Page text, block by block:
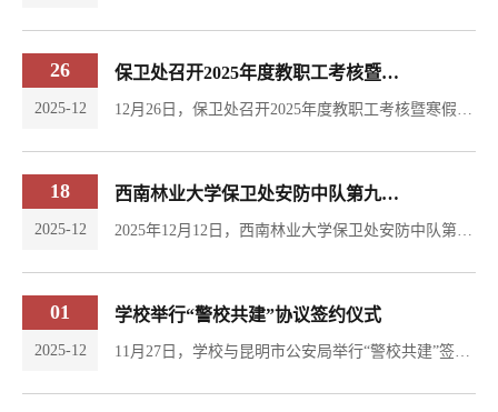
26
2025-12
保卫处召开2025年度教职工考核暨寒假期间安全部署工作会议
18
2025-12
西南林业大学保卫处安防中队第九届授衔仪式
01
2025-12
学校举行“警校共建”协议签约仪式